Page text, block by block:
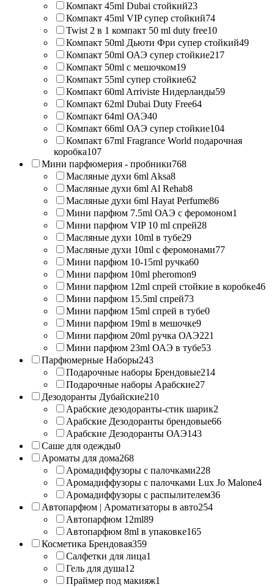
Компакт 45ml Dubai стойкий23
Компакт 45ml VIP супер стойкий74
Twist 2 в 1 компакт 50 ml duty free10
Компакт 50ml Дьюти Фри супер стойкий49
Компакт 50ml ОАЭ супер стойкие217
Компакт 50ml с мешочком19
Компакт 55ml супер стойкие62
Компакт 60ml Arriviste Нидерланды59
Компакт 62ml Dubai Duty Free64
Компакт 64ml ОАЭ40
Компакт 66ml ОАЭ супер стойкие104
Компакт 67ml Fragrance World подарочная
коробка107
Мини парфюмерия - пробники768
Масляные духи 6ml Aksa8
Масляные духи 6ml Al Rehab8
Масляные духи 6ml Hayat Perfume86
Мини парфюм 7.5ml ОАЭ с феромоном1
Мини парфюм VIP 10 ml спрей28
Масляные духи 10ml в тубе29
Масляные духи 10ml с феромонами77
Мини парфюм 10-15ml ручка60
Мини парфюм 10ml pheromon9
Мини парфюм 12ml спрей стойкие в коробке46
Мини парфюм 15.5ml спрей73
Мини парфюм 15ml спрей в тубе0
Мини парфюм 19ml в мешочке9
Мини парфюм 20ml ручка ОАЭ221
Мини парфюм 23ml ОАЭ в тубе53
Парфюмерные Наборы243
Подарочные наборы Брендовые214
Подарочные наборы Арабские27
Дезодоранты Дубайские210
Арабские дезодоранты-стик шарик2
Арабские Дезодоранты брендовые66
Арабские Дезодоранты ОАЭ143
Саше для одежды0
Ароматы для дома268
Аромадиффузоры с палочками228
Аромадиффузоры с палочками Lux Jo Malone4
Аромадиффузоры с распылителем36
Автопарфюм | Ароматизаторы в авто254
Автопарфюм 12ml89
Автопарфюм 8ml в упаковке165
Косметика Брендовая359
Салфетки для лица1
Гель для душа12
Праймер под макияж1